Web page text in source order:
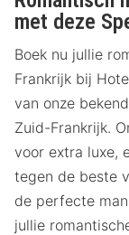
met deze
Boek nu jullie
Frankrijk bij
van onze
Zuid-Frankrijk.
voor extra luxe,
tegen de beste
de perfecte
jullie